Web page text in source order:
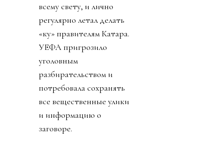
всему свету, и лично
регулярно летал делать
«ку» правителям Катара.
УЕФА пригрозило
уголовным
разбирательством и
потребовала сохранять
все вещественные улики
и информацию о
заговоре.